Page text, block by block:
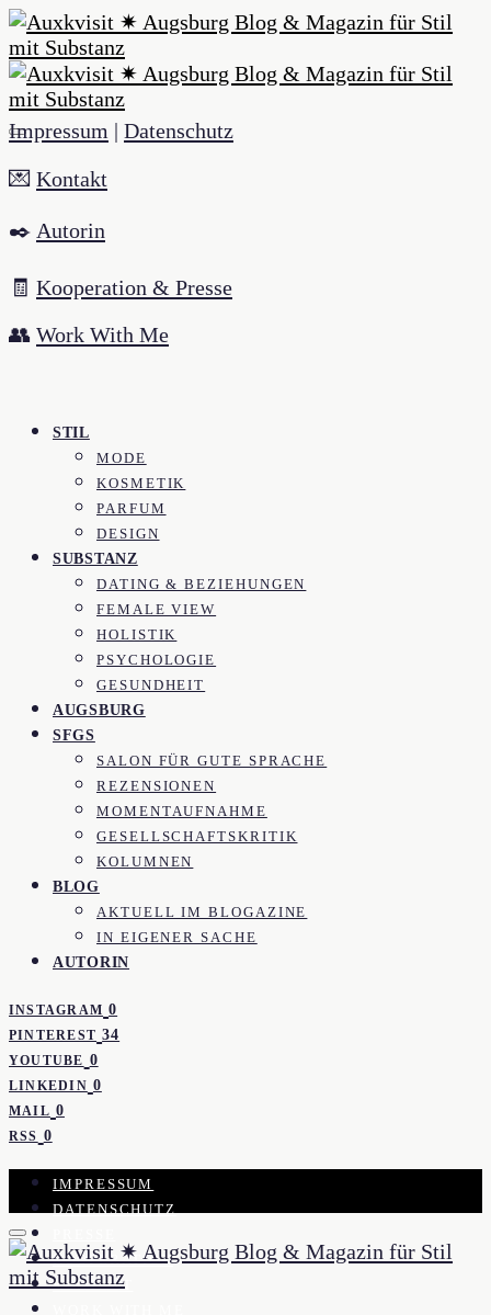
Impressum | Datenschutz
💌 Kontakt
✒️ Autorin
🧾 Kooperation & Presse
👥 Work With Me
STIL
MODE
KOSMETIK
PARFUM
DESIGN
SUBSTANZ
DATING & BEZIEHUNGEN
FEMALE VIEW
HOLISTIK
PSYCHOLOGIE
GESUNDHEIT
AUGSBURG
SFGS
SALON FÜR GUTE SPRACHE
REZENSIONEN
MOMENTAUFNAHME
GESELLSCHAFTSKRITIK
KOLUMNEN
BLOG
AKTUELL IM BLOGAZINE
IN EIGENER SACHE
AUTORIN
INSTAGRAM 0
PINTEREST 34
YOUTUBE 0
LINKEDIN 0
MAIL 0
RSS 0
IMPRESSUM
DATENSCHUTZ
KOOPERATION
KONTAKT